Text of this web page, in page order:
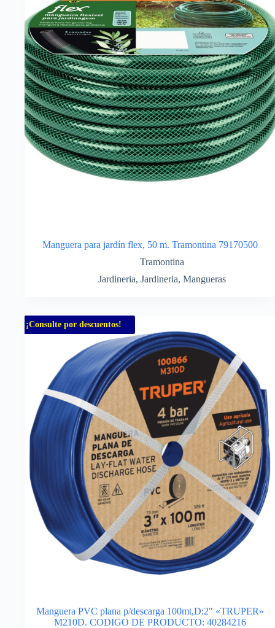
Manguera para jardín flex, 50 m. Tramontina 79170500
Tramontina
Jardineria, Jardineria, Mangueras
¡Consulte por descuentos!
Manguera PVC plana p/descarga 100mt,D:2″ «TRUPER»
M210D. CODIGO DE PRODUCTO: 40284216